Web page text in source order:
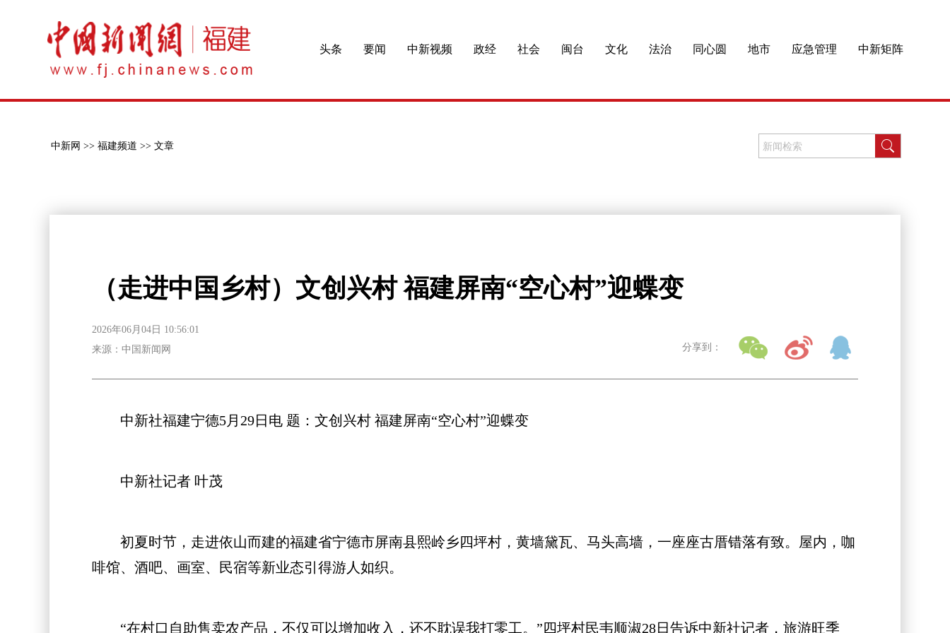
头条 要闻 中新视频 政经 社会 闽台 文化 法治 同心圆 地市 应急管理 中新矩阵
中新网 >> 福建频道 >> 文章
（走进中国乡村）文创兴村 福建屏南“空心村”迎蝶变
2026年06月04日 10:56:01
来源：中国新闻网
分享到：
中新社福建宁德5月29日电 题：文创兴村 福建屏南“空心村”迎蝶变
中新社记者 叶茂
初夏时节，走进依山而建的福建省宁德市屏南县熙岭乡四坪村，黄墙黛瓦、马头高墙，一座座古厝错落有致。屋内，咖
啡馆、酒吧、画室、民宿等新业态引得游人如织。
“在村口自助售卖农产品，不仅可以增加收入，还不耽误我打零工。”四坪村民韦顺淑28日告诉中新社记者，旅游旺季